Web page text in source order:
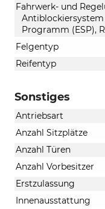
Fahrwerk- und
Antiblockiersystem
Programm (ESP),
Felgentyp
Reifentyp
Sonstiges
Antriebsart
Anzahl Sitzplätze
Anzahl Türen
Anzahl Vorbesitzer
Erstzulassung
Innenausstattung